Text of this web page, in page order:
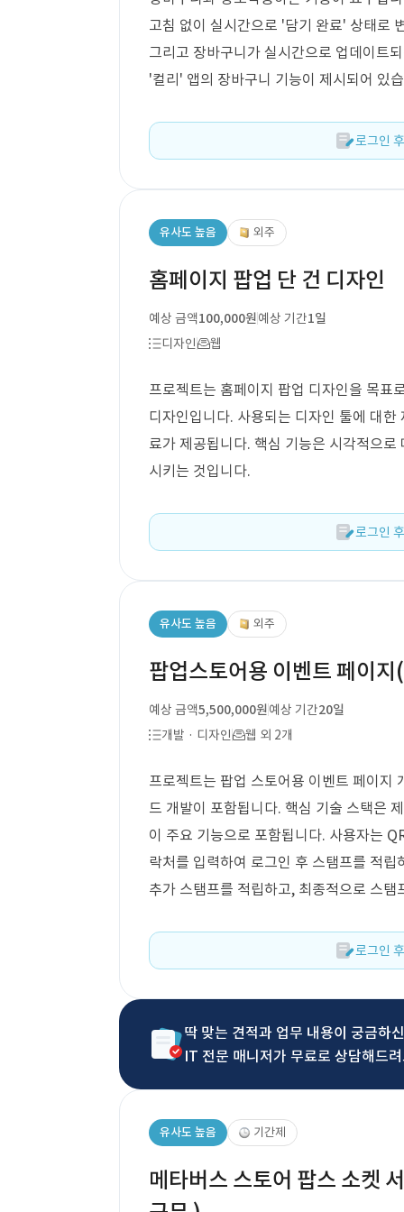
고침 없이 실시간으로 '담기 완료' 상태로
그리고 장바구니가 실시간으로 업데이트
'컬리' 앱의 장바구니 기능이 제시되어 있
로그인
유사도 높음 외주
홈페이지 팝업 단 건 디자인
예상 금액100,000원예상 기간1일
디자인
웹
프로젝트는 홈페이지 팝업 디자인을 목
디자인입니다. 사용되는 디자인 툴에 대
료가 제공됩니다. 핵심 기능은 시각적으
시키는 것입니다.
로그인
유사도 높음 외주
팝업스토어용 이벤트 페이
예상 금액5,500,000원예상 기간20일
개발 · 디자인
웹 외 2개
프로젝트는 팝업 스토어용 이벤트 페이지
드 개발이 포함됩니다. 핵심 기술 스택은
이 주요 기능으로 포함됩니다. 사용자는
락처를 입력하여 로그인 후 스탬프를 적
추가 스탬프를 적립하고, 최종적으로 스
로그인
딱 맞는 견적과 업무 내용이 궁금하
IT 전문 매니저가 무료로 상담해드
유사도 높음 기간제
메타버스 스토어 팝스 소켓